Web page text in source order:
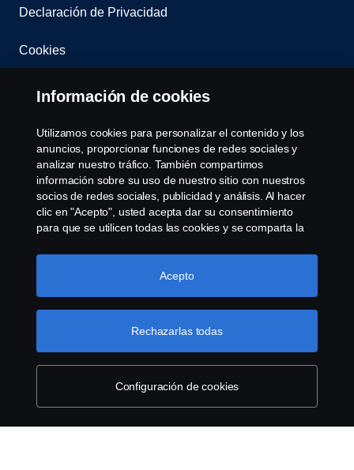
Declaración de Privacidad
Cookies
Contacta con nosotros
Whistleblowing
Governance, Risk & Compliance
Configuración de cookies
© Copyright Scania 2025 All rights reserved. Scania
CV AB (publ), SE-151 87 Södertälje, Sweden, Tel:
+46-8-55 38 10 00, Fax: +46-8-55 38 10 37.
Información de cookies
Utilizamos cookies para personalizar el contenido y los
anuncios, proporcionar funciones de redes sociales y
analizar nuestro tráfico. También compartimos
información sobre su uso de nuestro sitio con nuestros
socios de redes sociales, publicidad y análisis. Al hacer
clic en "Acepto", usted acepta dar su consentimiento
para que se utilicen todas las cookies y se comparta la
haciendo clic en "Configuración de cookies" y
seleccionando las categorías que desea aceptar. Para
Más información sobre su privacidad
Configuración de cookies
Rechazarlas todas
Acepto